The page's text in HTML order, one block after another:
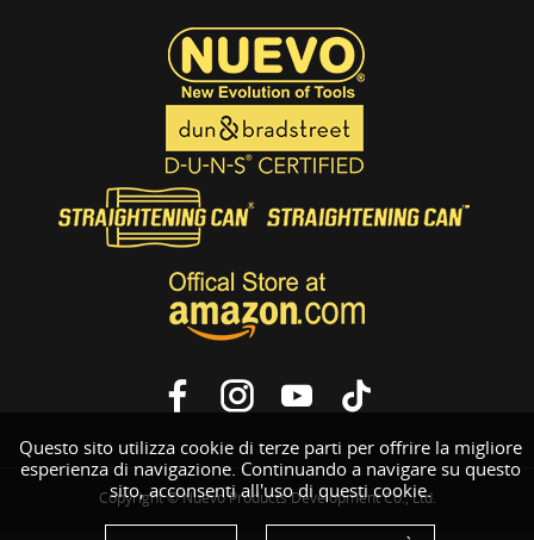
Questo sito utilizza cookie di terze parti per offrire la migliore
esperienza di navigazione. Continuando a navigare su questo
sito, acconsenti all'uso di questi cookie.
Copyright © Nuevo Products Development Co., Ltd.